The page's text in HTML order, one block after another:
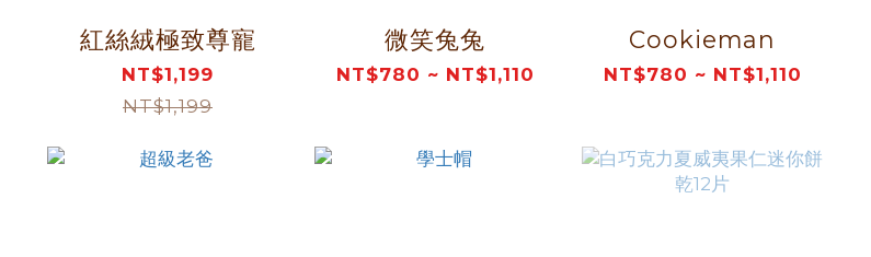
紅絲絨極致尊寵
NT$1,199
NT$1,199
微笑兔兔
NT$780 ~ NT$1,110
Cookieman
NT$780 ~ NT$1,110